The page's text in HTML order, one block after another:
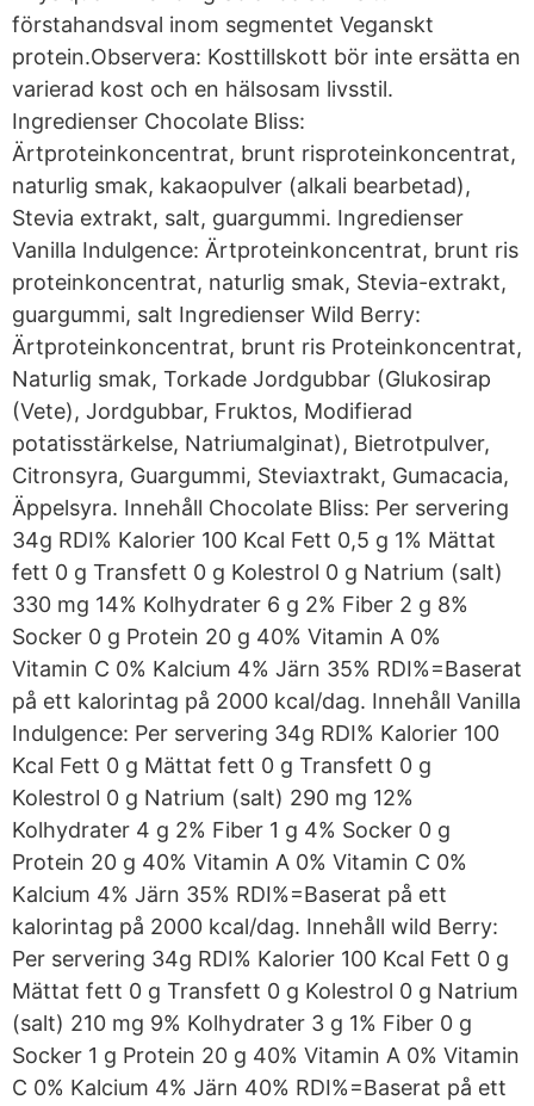
förstahandsval inom segmentet Veganskt
protein.Observera: Kosttillskott bör inte ersätta en
varierad kost och en hälsosam livsstil.
Ingredienser Chocolate Bliss:
Ärtproteinkoncentrat, brunt risproteinkoncentrat,
naturlig smak, kakaopulver (alkali bearbetad),
Stevia extrakt, salt, guargummi. Ingredienser
Vanilla Indulgence: Ärtproteinkoncentrat, brunt ris
proteinkoncentrat, naturlig smak, Stevia-extrakt,
guargummi, salt Ingredienser Wild Berry:
Ärtproteinkoncentrat, brunt ris Proteinkoncentrat,
Naturlig smak, Torkade Jordgubbar (Glukosirap
(Vete), Jordgubbar, Fruktos, Modifierad
potatisstärkelse, Natriumalginat), Bietrotpulver,
Citronsyra, Guargummi, Steviaxtrakt, Gumacacia,
Äppelsyra. Innehåll Chocolate Bliss: Per servering
34g RDI% Kalorier 100 Kcal Fett 0,5 g 1% Mättat
fett 0 g Transfett 0 g Kolestrol 0 g Natrium (salt)
330 mg 14% Kolhydrater 6 g 2% Fiber 2 g 8%
Socker 0 g Protein 20 g 40% Vitamin A 0%
Vitamin C 0% Kalcium 4% Järn 35% RDI%=Baserat
på ett kalorintag på 2000 kcal/dag. Innehåll Vanilla
Indulgence: Per servering 34g RDI% Kalorier 100
Kcal Fett 0 g Mättat fett 0 g Transfett 0 g
Kolestrol 0 g Natrium (salt) 290 mg 12%
Kolhydrater 4 g 2% Fiber 1 g 4% Socker 0 g
Protein 20 g 40% Vitamin A 0% Vitamin C 0%
Kalcium 4% Järn 35% RDI%=Baserat på ett
kalorintag på 2000 kcal/dag. Innehåll wild Berry:
Per servering 34g RDI% Kalorier 100 Kcal Fett 0 g
Mättat fett 0 g Transfett 0 g Kolestrol 0 g Natrium
(salt) 210 mg 9% Kolhydrater 3 g 1% Fiber 0 g
Socker 1 g Protein 20 g 40% Vitamin A 0% Vitamin
C 0% Kalcium 4% Järn 40% RDI%=Baserat på ett